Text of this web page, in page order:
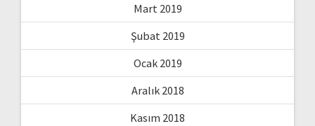
Mart 2019
Şubat 2019
Ocak 2019
Aralık 2018
Kasım 2018